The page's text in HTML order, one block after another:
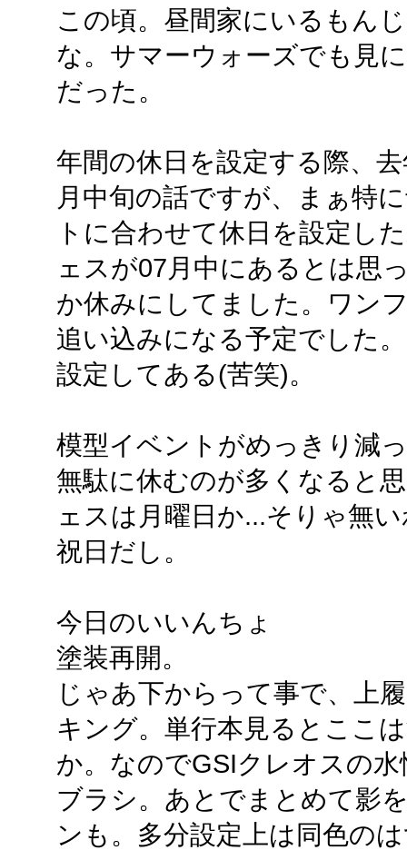
この頃。昼間家にいるもん
な。サマーウォーズでも見
だった。
年間の休日を設定する際、
月中旬の話ですが、まぁ特
トに合わせて休日を設定し
ェスが07月中にあるとは思
か休みにしてました。ワン
追い込みになる予定でした
設定してある(苦笑)。
模型イベントがめっきり減
無駄に休むのが多くなると
ェスは月曜日か...そりゃ無
祝日だし。
今日のいいんちょ
塗装再開。
じゃあ下からって事で、上
キング。単行本見るとここ
か。なのでGSIクレオスの
ブラシ。あとでまとめて影
ンも。多分設定上は同色の